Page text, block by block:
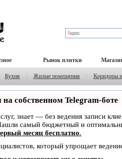
Рынок плитки
Кухня Жилые помещения Коридоры
собственном Telegram-боте
знает — без ведения записи
самый бюджетный и
месяц бесплатно.
который упрощает